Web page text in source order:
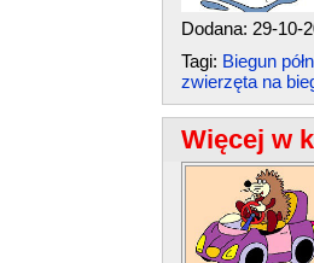
Dodana: 29-10-
Tagi: Biegun
zwierzęta na
Więcej w